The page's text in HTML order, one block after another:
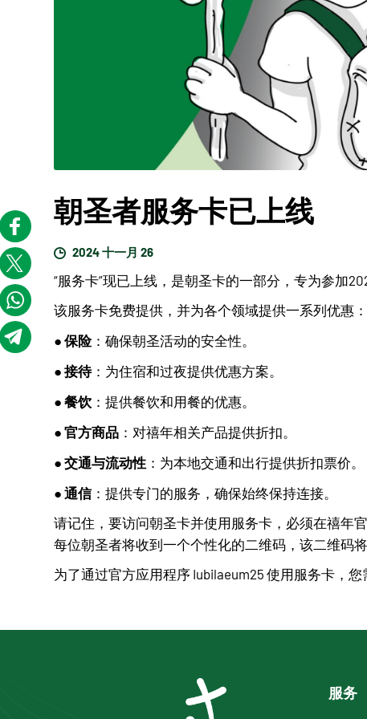
朝圣者服务卡已上线
2024 十一月 26
“服务卡”现已上线，是朝圣卡的一部分，专为参加
该服务卡免费提供，并为各个领域提供一系列优惠：
●保险：确保朝圣活动的安全性。
●接待：为住宿和过夜提供优惠方案。
●餐饮 ：提供餐饮和用餐的优惠。
●官方商品 ：对禧年相关产品提供折扣。
●交通与流动性 ：为本地交通和出行提供折扣票价。
●通信：提供专门的服务，确保始终保持连接。
请记住，要访问朝圣卡并使用服务卡，必须在禧年
每位朝圣者将收到一个个性化的二维码，该二维码
为了通过官方应用程序 Iubilaeum25 使用服务卡，
服务